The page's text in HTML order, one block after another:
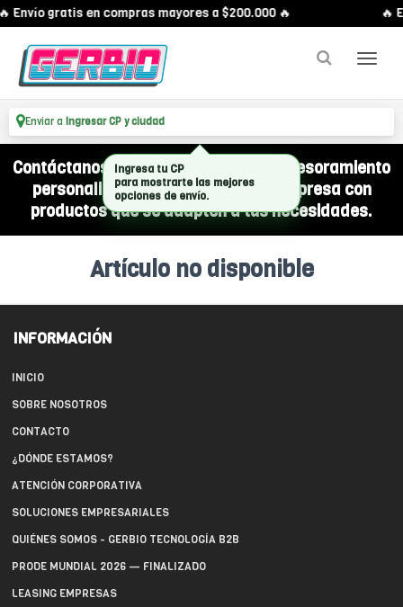
Envío gratis en compras mayores a $200.000 🔥 🔥
Enviar a Ingresar CP y ciudad
Contáctanos por WhatsApp y recibí asesoramiento
personalizado para equipar a tu empresa con
productos que se adapten a tus necesidades.
Artículo no disponible
INFORMACIÓN
INICIO
SOBRE NOSOTROS
CONTACTO
¿DÓNDE ESTAMOS?
ATENCIÓN CORPORATIVA
SOLUCIONES EMPRESARIALES
QUIÉNES SOMOS - GERBIO TECNOLOGÍA B2B
PRODE MUNDIAL 2026 — FINALIZADO
LEASING EMPRESAS
Ingresa tu CP
para mostrarte las mejores
opciones de envío.